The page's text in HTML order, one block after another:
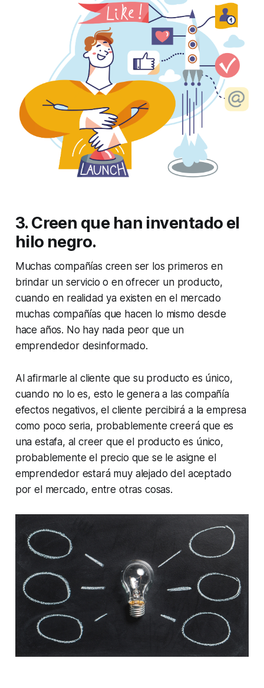
3. Creen que han inventado el
hilo negro.
Muchas compañías creen ser los primeros en
brindar un servicio o en ofrecer un producto,
cuando en realidad ya existen en el mercado
muchas compañías que hacen lo mismo desde
hace años. No hay nada peor que un
emprendedor desinformado.
Al afirmarle al cliente que su producto es único,
cuando no lo es, esto le genera a las compañía
efectos negativos, el cliente percibirá a la empresa
como poco seria, probablemente creerá que es
una estafa, al creer que el producto es único,
probablemente el precio que se le asigne el
emprendedor estará muy alejado del aceptado
por el mercado, entre otras cosas.